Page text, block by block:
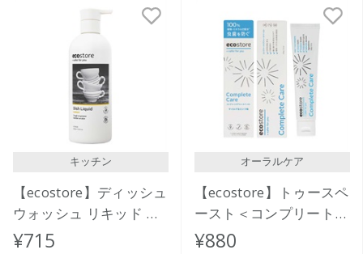
キッチン
【ecostore】ディッシュ
ウォッシュ リキッド ポ
ンプ＜レモン＞ 350mL
¥715
オーラルケア
【ecostore】トゥースペ
ースト＜コンプリートケ
ア＞ 100g
¥880